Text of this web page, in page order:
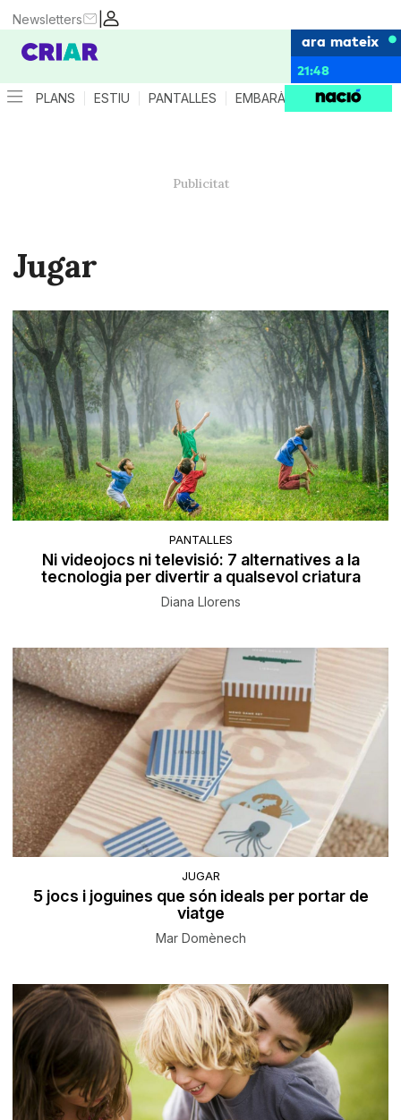
|
Newsletters
ara mateix
21:48
PLANS ESTIU PANTALLES EMBARÀS CRIANÇA
Jugar
PANTALLES
Ni videojocs ni televisió: 7 alternatives a la
tecnologia per divertir a qualsevol criatura
Diana Llorens
JUGAR
5 jocs i joguines que són ideals per portar de
viatge
Mar Domènech